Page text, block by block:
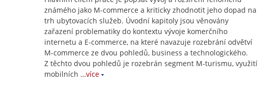
známého jako M-commerce a kriticky zhodnotit jeho dopad na
trh ubytovacích služeb. Úvodní kapitoly jsou věnovány
zařazení problematiky do kontextu vývoje komerčního
internetu a E-commerce, na které navazuje rozebrání odvětví
M-commerce ze dvou pohledů, business a technologického.
Z těchto dvou pohledů je rozebrán segment M-turismu, využití
mobilních …více